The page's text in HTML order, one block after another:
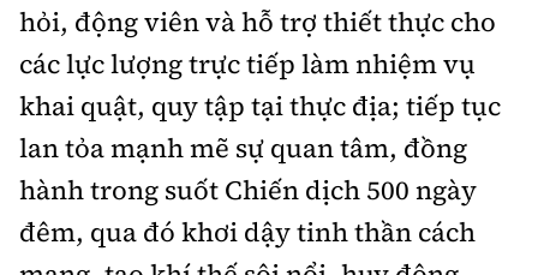
hỏi, động viên và hỗ trợ thiết thực cho
các lực lượng trực tiếp làm nhiệm vụ
khai quật, quy tập tại thực địa; tiếp tục
lan tỏa mạnh mẽ sự quan tâm, đồng
hành trong suốt Chiến dịch 500 ngày
đêm, qua đó khơi dậy tinh thần cách